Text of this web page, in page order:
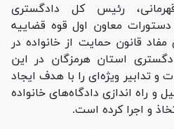
رئیس کل دادگستری
معاون اول قوه قضاییه
مفاد قانون حمایت از خانواده در
استان هرمزگان در این
و تدابیر ویژه‌ای را با هدف ایجاد
و راه اندازی دادگاه‌های خانواده
و اجرا کرده است.